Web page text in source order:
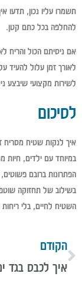
תשמרו עליו נכון, תדעו
להחלפה בכל כתם קטן.
אם ניסיתם הכול והריח
לאורך זמן עלול להעיד
לשירות מקצועי שיבצע
לסיכום
איך לנקות שטיח
במיוחד עם ילדים,
בשילוב של תחזוקה
השטיח לחיים, בלי ריחות
הקודם